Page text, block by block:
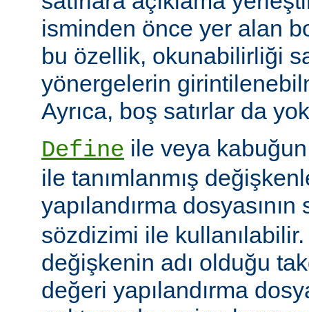
isminden önce yer alan
bu özellik, okunabilirliği
yönergelerin
Ayrıca, boş satırlar da
Define ile veya
ile tanımlanmış
yapılandırma dosyasının
sözdizimi ile
değişkenin adı olduğu
değeri yapılandırma